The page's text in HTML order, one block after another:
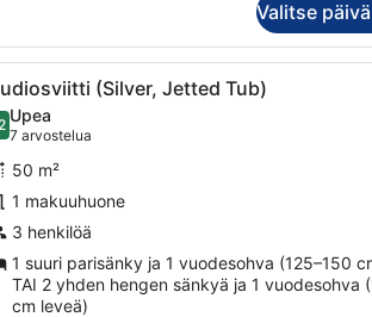
Valitse
sänky, portaikko, parvekkeelta avautuva
Moderni ulkoalue,
4 (Silver, Jetted Tub)
kautta 10
Upea
7 arvostelua
(7
arvostelua)
50 m²
1 makuuhuone
3 henkilöä
1 suuri parisänky ja 1 vuodesohva (125–150
TAI 2 yhden hengen sänkyä ja 1 vuodesohva
cm leveä)